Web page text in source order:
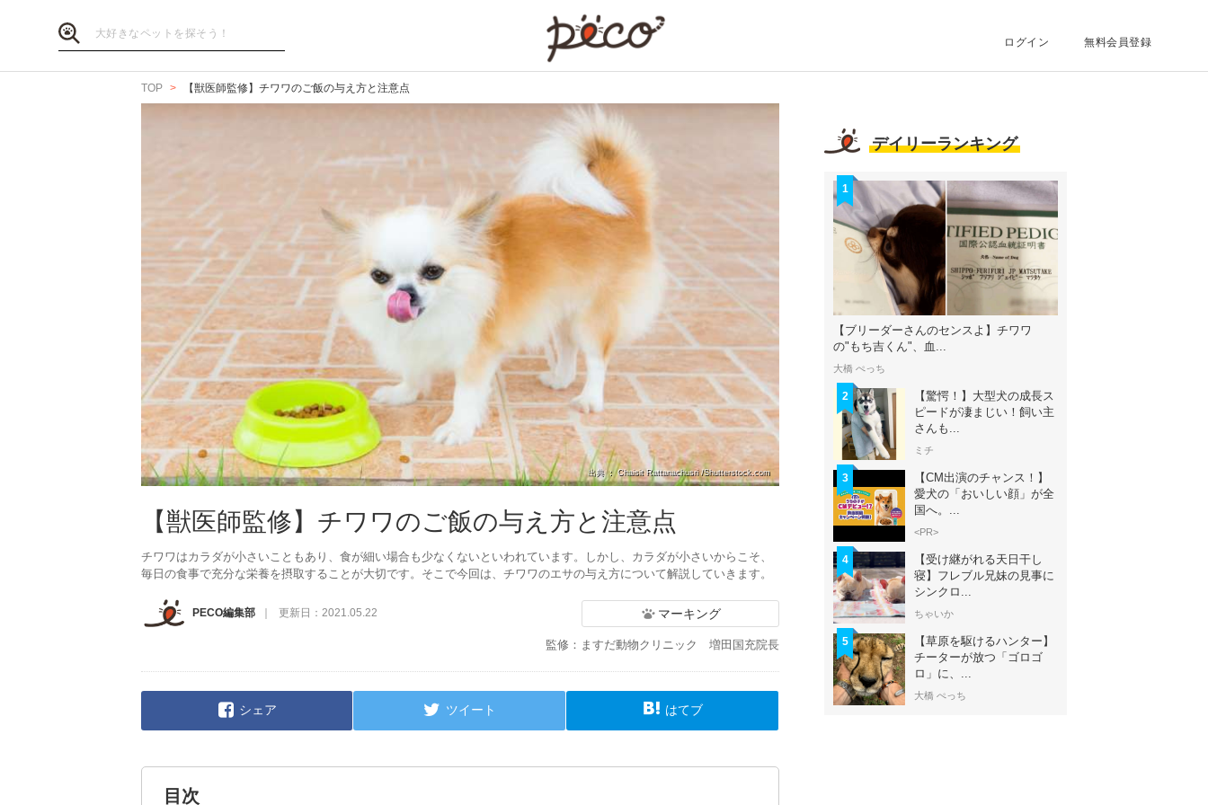
ログイン 無料会員登録
TOP 【獣医師監修】チワワのご飯の与え方と注意点
出典 ： Chaisit Rattanachusri /Shutterstock.com
【獣医師監修】チワワのご飯の与え方と注意点
チワワはカラダが小さいこともあり、食が細い場合も少なくないといわれています。しかし、カラダが小さいからこそ、
毎日の食事で充分な栄養を摂取することが大切です。そこで今回は、チワワのエサの与え方について解説していきます。
PECO編集部 更新日： 2021.05.22 マーキング
監修：ますだ動物クリニック 増田国充院長
シェア ツイート はてブ
目次
デイリーランキング
1
【ブリーダーさんのセンスよ】チワワ
の"もち吉くん"、血...
大橋 ぺっち
2
【驚愕！】大型犬の成長ス
ピードが凄まじい！飼い主
さんも...
ミチ
3
【CM出演のチャンス！】
愛犬の「おいしい顔」が全
国へ。...
<PR>
4
【受け継がれる天日干し
寝】フレブル兄妹の見事に
シンクロ...
ちゃいか
5
【草原を駆けるハンター】
チーターが放つ「ゴロゴ
ロ」に、...
大橋 ぺっち